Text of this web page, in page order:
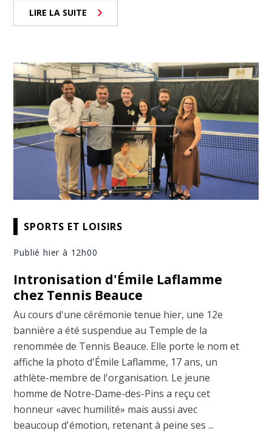
LIRE LA SUITE
SPORTS ET LOISIRS
Publié hier à 12h00
Intronisation d'Émile Laflamme
chez Tennis Beauce
Au cours d'une cérémonie tenue hier, une 12e
bannière a été suspendue au Temple de la
renommée de Tennis Beauce. Elle porte le nom et
affiche la photo d'Émile Laflamme, 17 ans, un
athlète-membre de l'organisation. Le jeune
homme de Notre-Dame-des-Pins a reçu cet
honneur «avec humilité» mais aussi avec
beaucoup d'émotion, retenant à peine ses ...